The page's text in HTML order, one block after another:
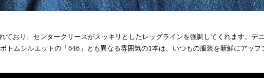
ており、センタークリースがスッキリとしたレッグラインを強調してくれます。デ
ムシルエットの「646」とも異なる雰囲気の1本は、いつもの服装を新鮮にアップ